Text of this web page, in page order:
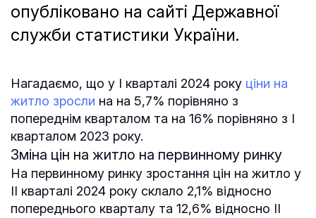
опубліковано на сайті Державної
служби статистики України.
Нагадаємо, що у І кварталі 2024 року ціни на
житло зросли на на 5,7% порівняно з
попереднім кварталом та на 16% порівняно з І
кварталом 2023 року.
Зміна цін на житло на первинному ринку
На первинному ринку зростання цін на житло у
ІІ кварталі 2024 року склало 2,1% відносно
попереднього кварталу та 12,6% відносно ІІ